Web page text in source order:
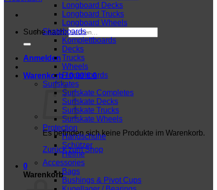
Suche nach:
Anmelden
Warenkorb /0,00€ 0
Es befinden sich keine Produkte im Warenkorb.
Zurück zum Shop
0
Warenkorb
Longboard Decks
Longboard Trucks
Longboard Wheels
Skateboards
Komplettboards
Decks
Trucks
Wheels
Fingerboards
Surfskates
Surfskate Completes
Surfskate Decks
Surfskate Trucks
Surfskate Wheels
Protection
Handschuhe
Schützer
Helme
Accessories
Bags
Bushings & Pivot Cups